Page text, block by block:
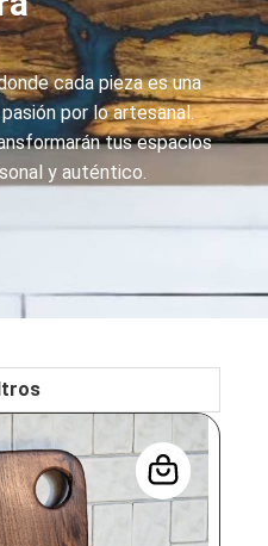
cada pieza es una
por lo artesanal.
tus espacios
y auténtico.